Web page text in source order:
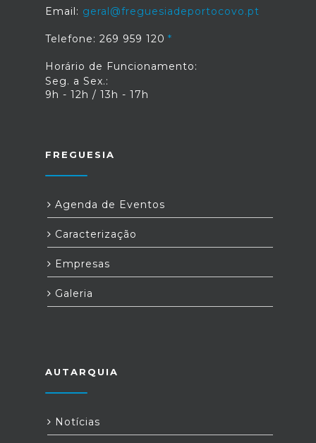
Email: geral@freguesiadeportocovo.pt
Telefone: 269 959 120
Horário de Funcionamento:
Seg. a Sex.:
9h - 12h / 13h - 17h
FREGUESIA
Agenda de Eventos
Caracterização
Empresas
Galeria
AUTARQUIA
Notícias